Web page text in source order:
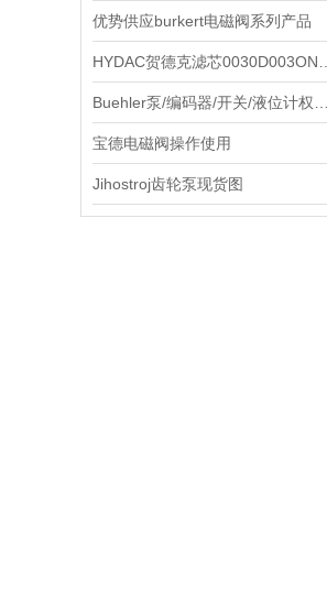
优势供应burkert电磁阀系列产品
宝德电磁阀操作使用
Jihostroj齿轮泵现货图